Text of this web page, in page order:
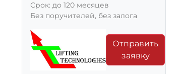
Срок: до 120 месяцев
Без поручителей, без залога
Отправить
заявку